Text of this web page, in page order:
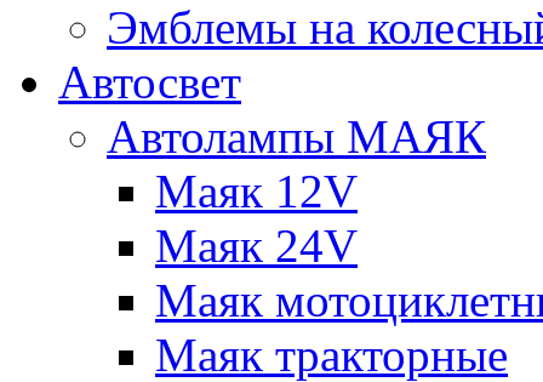
Эмблемы на
Автосвет
Автолампы МАЯК
Маяк 12V
Маяк 24V
Маяк
Маяк тракторные